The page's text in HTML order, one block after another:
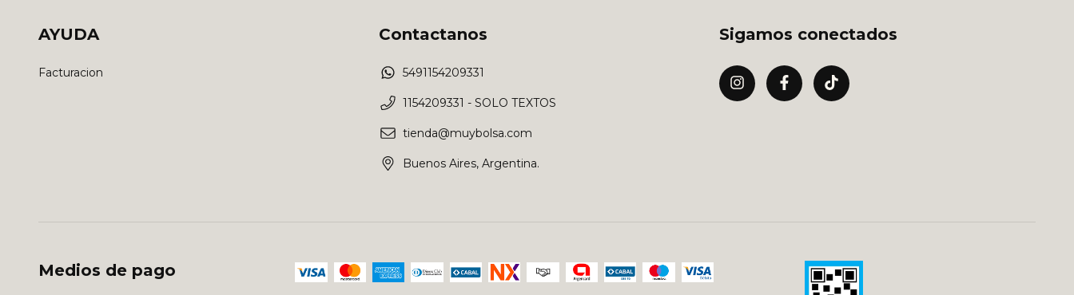
AYUDA
Facturacion
Contactanos
5491154209331
1154209331 - SOLO TEXTOS
tienda@muybolsa.com
Buenos Aires, Argentina.
Sigamos conectados
Medios de pago